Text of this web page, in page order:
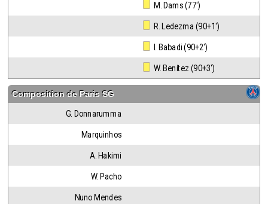
M. Dams (77')
R. Ledezma (90+1')
I. Babadi (90+2')
W. Benítez (90+3')
Composition de Paris SG
G. Donnarumma
Marquinhos
A. Hakimi
W. Pacho
Nuno Mendes